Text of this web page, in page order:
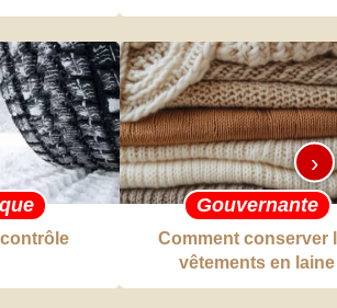
Gouvernante
Comment conserver
vêtements en laine
›